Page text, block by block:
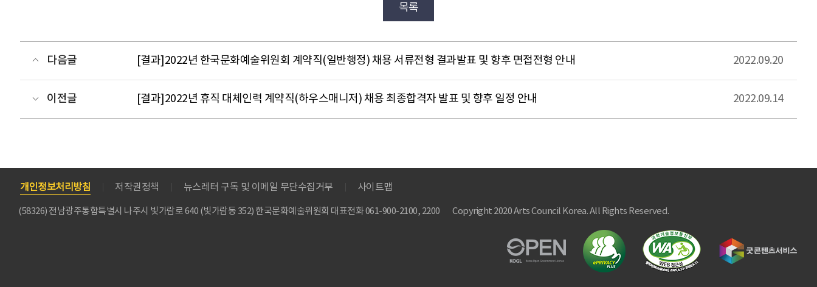
목록
다음글 [결과]2022년 한국문화예술위원회 계약직(일반행정) 채용 서류전형 결과발표 및 향후 면접전형 안내 2022.09.20
이전글 [결과]2022년 휴직 대체인력 계약직(하우스매니저) 채용 최종합격자 발표 및 향후 일정 안내 2022.09.14
개인정보처리방침 저작권정책 뉴스레터 구독 및 이메일 무단수집거부 사이트맵
(58326) 전남광주통합특별시 나주시 빛가람로 640 (빛가람동 352) 한국문화예술위원회 대표전화 061-900-2100, 2200 Copyright 2020 Arts Council Korea. All Rights Reserved.